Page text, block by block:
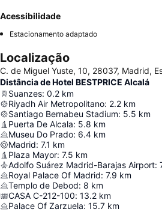
Acessibilidade
Estacionamento adaptado
Localização
C. de Miguel Yuste, 10, 28037, Madrid,
Distância de Hotel BESTPRICE Alcalá
Suanzes: 0.2 km
Riyadh Air Metropolitano: 2.2 km
Santiago Bernabeu Stadium: 5.5 km
Puerta De Alcala: 5.8 km
Museu Do Prado: 6.4 km
Madrid: 7.1 km
Plaza Mayor: 7.5 km
Adolfo Suárez Madrid-Barajas Airport:
Royal Palace Of Madrid: 7.9 km
Templo de Debod: 8 km
CASA C-212-100: 13.2 km
Palace Of Zarzuela: 15.7 km